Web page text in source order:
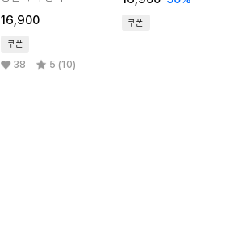
16,900
쿠폰
38 5 (10)
쿠폰